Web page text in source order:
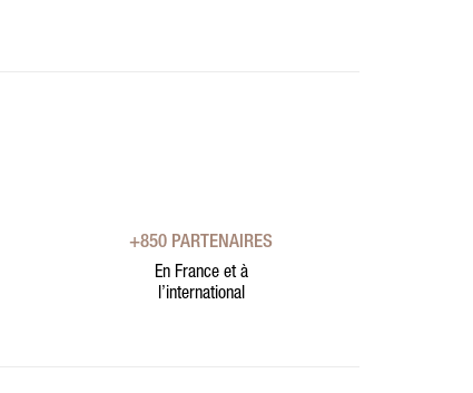
+850 PARTENAIRES
En France et à
l’international